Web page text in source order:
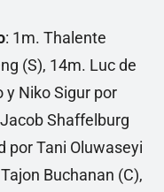
: 1m. Thalente
(S), 14m. Luc de
y Niko Sigur por
Shaffelburg
por Tani Oluwaseyi
Buchanan (C),